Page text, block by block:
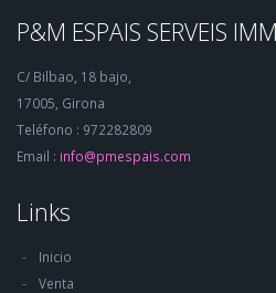
P&M ESPAIS SERVEIS
C/ Bilbao, 18 bajo,
17005, Girona
Teléfono : 972282809
Email : info@pmespais.com
Links
Inicio
Venta